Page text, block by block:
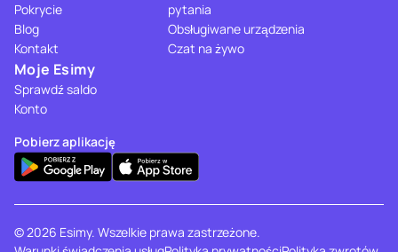
Pokrycie
Blog
Kontakt
pytania
Obsługiwane urządzenia
Czat na żywo
Moje Esimy
Sprawdź saldo
Konto
Pobierz aplikację
© 2026 Esimy. Wszelkie prawa zastrzeżone.